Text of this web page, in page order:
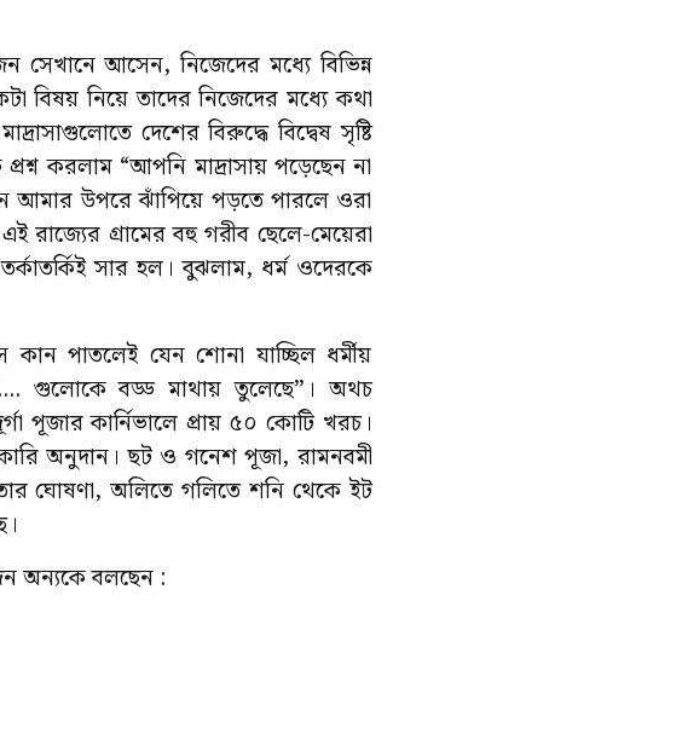
আসেন, নিজেদের মধ্যে বিভিন্ন
নিয়ে তাদের নিজেদের মধ্যে কথা
দেশের বিরুদ্ধে বিদ্বেষ সৃষ্টি
করলাম “আপনি মাদ্রাসায় পড়েছেন না
উপরে ঝাঁপিয়ে পড়তে পারলে ওরা
গ্রামের বহু গরীব ছেলে-মেয়েরা
সার হল। বুঝলাম, ধর্ম ওদেরকে
পাতলেই যেন শোনা যাচ্ছিল ধর্মীয়
গুলোকে বড্ড মাথায় তুলেছে”। অথচ
পূজার কার্নিভালে প্রায় ৫০ কোটি খরচ।
অনুদান। ছট ও গনেশ পূজা, রামনবমী
ঘোষণা, অলিতে গলিতে শনি থেকে ইট
অন্যকে বলছেন :